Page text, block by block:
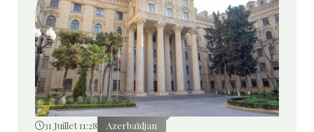
31 Juillet 11:28 Azerbaïdjan